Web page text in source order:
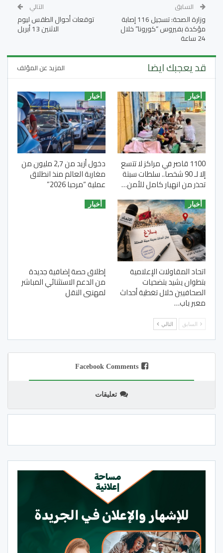
السابق
وزارة الصحة: تسجيل 116 إصابة
مؤكدة بفيروس “كورونا” خلال
24 ساعة
التالي
توقعات أحوال الطقس ليوم
الاثنين 13 أبريل
قد يعجبك ايضا المزيد عن المؤلف
أخبار
1100 قاصر في مراكز لا تتسع
إلا لـ 90 شخصا.. سلطات سبتة
تحذر من انهيار كامل للأمن…
أخبار
دخول أزيد من 2,7 مليون من
مغاربة العالم منذ انطلاق
عملية “مرحبا 2026”
أخبار
اتحاد المقاولات الإعلامية
بتطوان يشيد بتضحيات
الصحافيين خلال تغطية أحداث
معبر باب…
أخبار
إطلاق حصة إضافية جديدة
من الدعم الاستثنائي المباشر
لمهنيي النقل
السابق التالي
Facebook Comments
تعليقات